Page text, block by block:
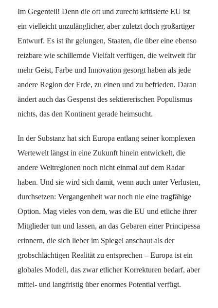
Im Gegenteil! Denn die oft und zurecht kritisierte EU ist
ein vielleicht unzulänglicher, aber zuletzt doch großartiger
Entwurf. Es ist ihr gelungen, Staaten, die über eine ebenso
reizbare wie schillernde Vielfalt verfügen, die weltweit für
mehr Geist, Farbe und Innovation gesorgt haben als jede
andere Region der Erde, zu einen und zu befrieden. Daran
ändert auch das Gespenst des sektiererischen Populismus
nichts, das den Kontinent gerade heimsucht.
In der Substanz hat sich Europa entlang seiner komplexen
Wertewelt längst in eine Zukunft hinein entwickelt, die
andere Weltregionen noch nicht einmal auf dem Radar
haben. Und sie wird sich damit, wenn auch unter Verlusten,
durchsetzen: Vergangenheit war noch nie eine tragfähige
Option. Mag vieles von dem, was die EU und etliche ihrer
Mitglieder tun und lassen, an das Gebaren einer Principessa
erinnern, die sich lieber im Spiegel anschaut als der
grobschlächtigen Realität zu entsprechen – Europa ist ein
globales Modell, das zwar etlicher Korrekturen bedarf, aber
mittel- und langfristig über enormes Potential verfügt.